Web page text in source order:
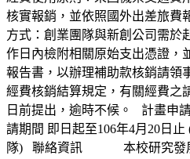
核實報銷，並依照國外出差旅費
方式：創業團隊與新創公司需於
作日內檢附相關原始支出憑證，
報告書，以辦理補助款核銷請領
經費核銷結算規定，有關經費之
日前提出，逾時不候。 計畫申
請期間 即日起至106年4月20日
隊) 聯絡資訊 本校研究發展